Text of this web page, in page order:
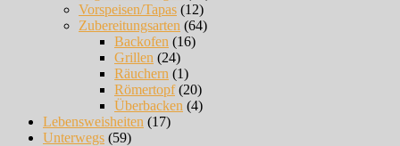
Vorspeisen/Tapas (12)
Zubereitungsarten (64)
Backofen (16)
Grillen (24)
Räuchern (1)
Römertopf(20)
Überbacken (4)
Lebensweisheiten (17)
Unterwegs (59)